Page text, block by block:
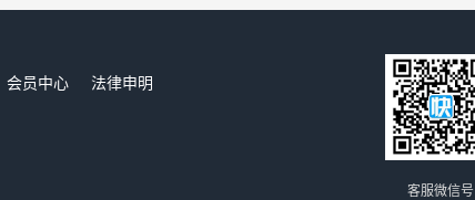
会员中心
法律申明
客服微信号